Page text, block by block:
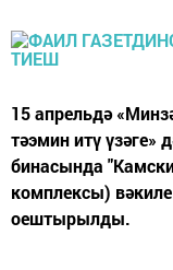
15 апрельдә
тәэмин итү үзәге»
бинасында
комплексы)
оештырылды.